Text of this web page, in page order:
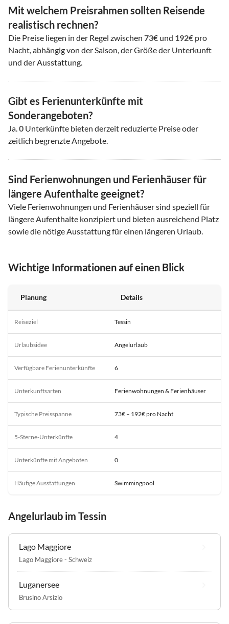
Mit welchem Preisrahmen sollten Reisende
realistisch rechnen?
Die Preise liegen in der Regel zwischen 73€ und 192€ pro
Nacht, abhängig von der Saison, der Größe der Unterkunft
und der Ausstattung.
Gibt es Ferienunterkünfte mit
Sonderangeboten?
Ja.0 Unterkünfte bieten derzeit reduzierte Preise oder
zeitlich begrenzte Angebote.
Sind Ferienwohnungen und Ferienhäuser für
längere Aufenthalte geeignet?
Viele Ferienwohnungen und Ferienhäuser sind speziell für
längere Aufenthalte konzipiert und bieten ausreichend Platz
sowie die nötige Ausstattung für einen längeren Urlaub.
Wichtige Informationen auf einen Blick
Planung Details
Reiseziel Tessin
Urlaubsidee Angelurlaub
Verfügbare Ferienunterkünfte 6
Unterkunftsarten Ferienwohnungen & Ferienhäuser
Typische Preisspanne 73€ – 192€ pro Nacht
5-Sterne-Unterkünfte 4
Unterkünfte mit Angeboten 0
Häufige Ausstattungen Swimmingpool
Angelurlaub im Tessin
Lago Maggiore
Lago Maggiore - Schweiz
Luganersee
Brusino Arsizio